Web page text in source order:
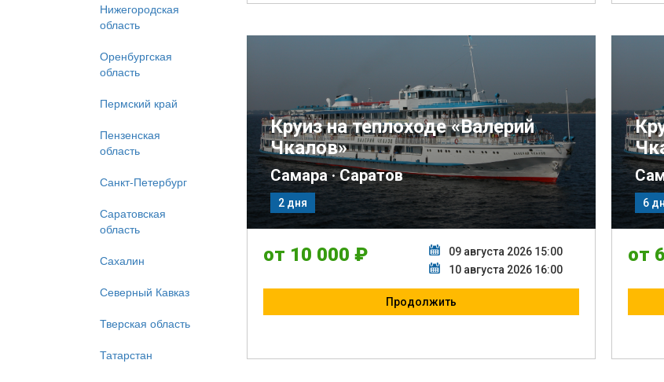
Нижегородская
область
Оренбургская
область
Пермский край
Пензенская
область
Санкт-Петербург
Саратовская
область
Сахалин
Северный Кавказ
Тверская область
Татарстан